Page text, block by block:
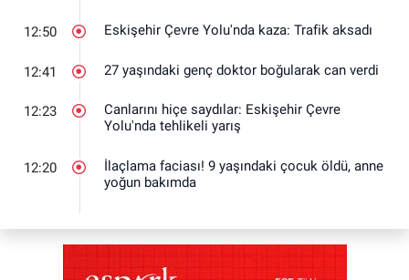
12:50 Eskişehir Çevre Yolu'nda kaza: Trafik aksadı
12:41 27 yaşındaki genç doktor boğularak can verdi
12:23
Canlarını hiçe saydılar: Eskişehir Çevre
Yolu'nda tehlikeli yarış
12:20
İlaçlama faciası! 9 yaşındaki çocuk öldü, anne
yoğun bakımda